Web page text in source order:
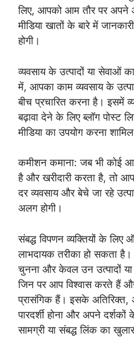
लिए, आपको आम तौर पर अपने
मीडिया खातों के बारे में
होगी।
व्यवसाय के उत्पादों या सेवाओं
में, आपका काम व्यवसाय के
बीच प्रचारित करना है। इसमें
बढ़ावा देने के लिए ब्लॉग पोस्ट
मीडिया का उपयोग करना
कमीशन कमाना: जब भी कोई
है और खरीदारी करता है, तो
दर व्यवसाय और बेचे जा रहे
अलग होगी।
संबद्ध विपणन व्यक्तियों के
लाभदायक तरीका हो सकता है।
चुनना और केवल उन उत्पादों या
जिन पर आप विश्वास करते हैं
प्रासंगिक हैं। इसके अतिरिक्त,
पारदर्शी होना और अपने दर्शकों
सामग्री या संबद्ध लिंक का